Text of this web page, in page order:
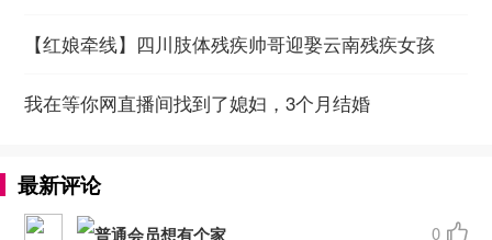
【红娘牵线】四川肢体残疾帅哥迎娶云南残疾女孩
我在等你网直播间找到了媳妇，3个月结婚
最新评论
想有个家 0 